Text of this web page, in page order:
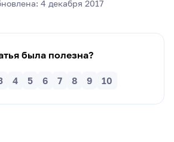
4 декабря 2017
была полезна?
10
9
8
7
6
5
4